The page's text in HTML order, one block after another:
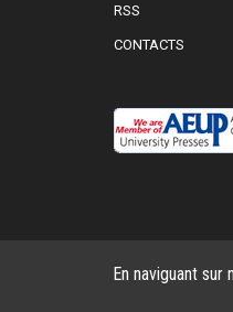
En naviguant
RSS
CONTACTS